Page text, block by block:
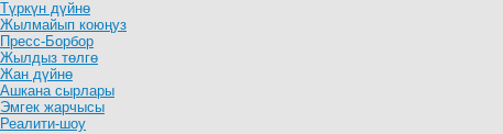
Түркүн дүйнө
Жылмайып коюңуз
Пресс-Борбор
Жылдыз төлгө
Жан дүйнө
Ашкана сырлары
Эмгек жарчысы
Реалити-шоу